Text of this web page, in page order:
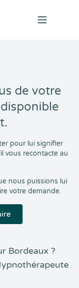
Open
de votre
pour lui signifier
vous recontacte au
nous puissions lui
votre demande.
Bordeaux ?